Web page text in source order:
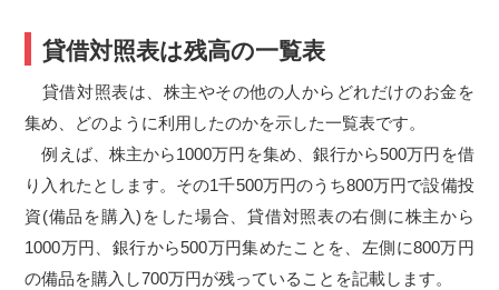
貸借対照表は残高の一覧表
貸借対照表は、株主やその他の人からどれだけのお金を
集め、どのように利用したのかを示した一覧表です。
例えば、株主から1000万円を集め、銀行から500万円を借
り入れたとします。その1千500万円のうち800万円で設備投
資(備品を購入)をした場合、貸借対照表の右側に株主から
1000万円、銀行から500万円集めたことを、左側に800万円
の備品を購入し700万円が残っていることを記載します。